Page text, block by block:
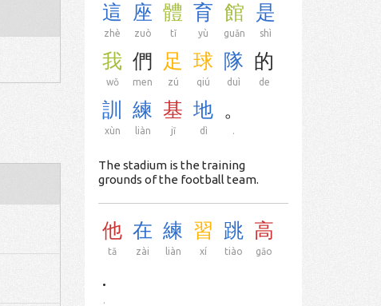
這
zhè
座
zuò
體
tǐ
育
yù
館
guǎn
是
shì
我
wǒ
們
men
足
zú
球
qiú
隊
duì
的
de
訓
xùn
練
liàn
基
jī
地
dì
。
.
The stadium is the training
grounds of the football team.
他
tā
在
zài
練
liàn
習
xí
跳
tiào
高
gāo
.
.